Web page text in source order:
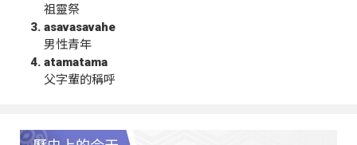
祖靈祭
asavasavahe
男性青年
atamatama
父字輩的稱呼